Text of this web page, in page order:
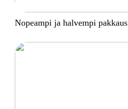
Nopeampi ja halvempi pakkaus